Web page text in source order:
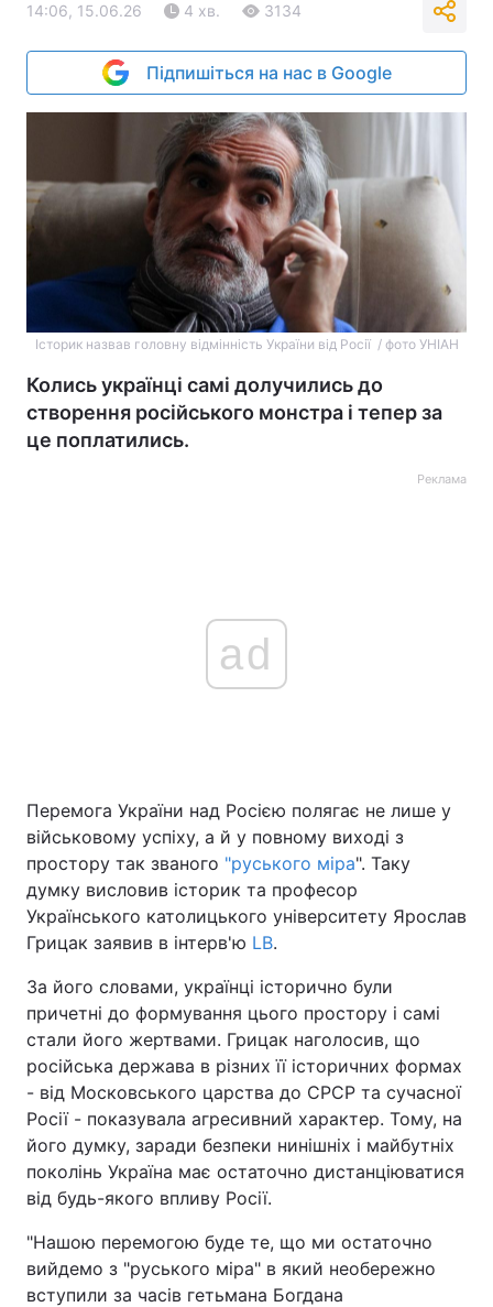
14:06, 15.06.26 4 хв. 3134
Підпишіться на нас в Google
Історик назвав головну відмінність України від Росії / фото УНІАН
Колись українці самі долучились до
створення російського монстра і тепер за
це поплатились.
Реклама
ad
Перемога України над Росією полягає не лише у
військовому успіху, а й у повному виході з
простору так званого "руського міра". Таку
думку висловив історик та професор
Українського католицького університету Ярослав
Грицак заявив в інтерв'ю LB.
За його словами, українці історично були
причетні до формування цього простору і самі
стали його жертвами. Грицак наголосив, що
російська держава в різних її історичних формах
- від Московського царства до СРСР та сучасної
Росії - показувала агресивний характер. Тому, на
його думку, заради безпеки нинішніх і майбутніх
поколінь Україна має остаточно дистанціюватися
від будь-якого впливу Росії.
"Нашою перемогою буде те, що ми остаточно
вийдемо з "руського міра" в який необережно
вступили за часів гетьмана Богдана